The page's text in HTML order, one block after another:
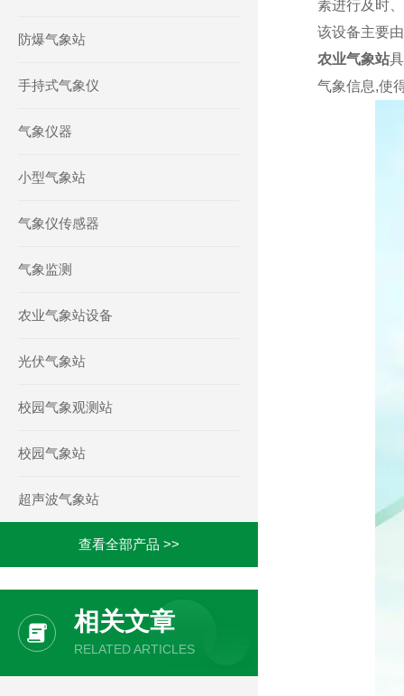
防爆气象站
手持式气象仪
气象仪器
小型气象站
气象仪传感器
气象监测
农业气象站设备
光伏气象站
校园气象观测站
校园气象站
超声波气象站
查看全部产品 >>
相关文章
RELATED ARTICLES
素进行及时
该设备主要
农业气象站
气象信息,使